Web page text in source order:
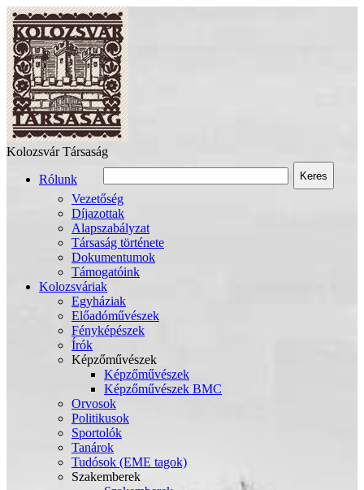
Kolozsvár Társaság
Keres
Rólunk
Vezetőség
Díjazottak
Alapszabályzat
Társaság története
Dokumentumok
Támogatóink
Kolozsváriak
Egyháziak
Előadóművészek
Fényképészek
Írók
Képzőművészek
Képzőművészek
Képzőművészek BMC
Orvosok
Politikusok
Sportolók
Tanárok
Tudósok (EME tagok)
Szakemberek